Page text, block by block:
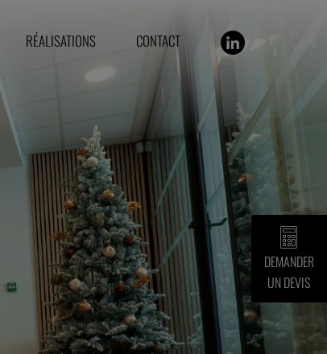
DEMANDER
UN DEVIS
RÉALISATIONS CONTACT